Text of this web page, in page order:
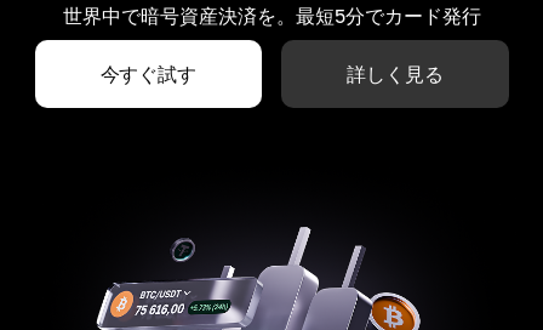
世界中で暗号資産決済を。最短5分でカード発行
今すぐ試す 詳しく見る